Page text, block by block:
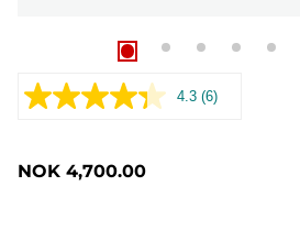
4.3 Les
(6)
NOK 4,700.00